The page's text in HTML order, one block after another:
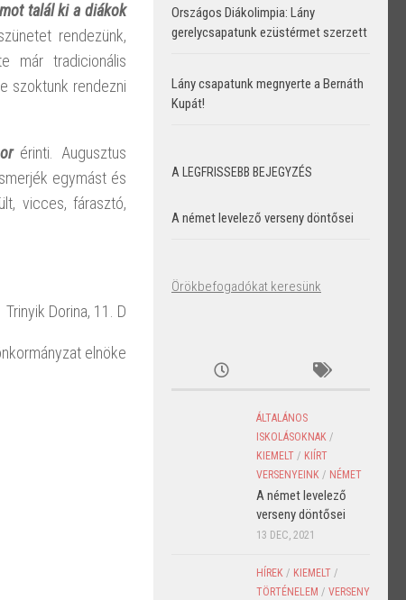
talál ki a diákok
rendezünk,
már tradicionális
szoktunk rendezni
érinti. Augusztus
egymást és
vicces, fárasztó,
Trinyik Dorina, 11. D
elnöke
Országos Diákolimpia: Lány
gerelycsapatunk ezüstérmet szerzett
Lány csapatunk megnyerte a Bernáth
Kupát!
A LEGFRISSEBB BEJEGYZÉS
A német levelező verseny döntősei
Örökbefogadókat keresünk
ÁLTALÁNOS
ISKOLÁSOKNAK /
KIEMELT / KIÍRT
VERSENYEINK / NÉMET
A német levelező
verseny döntősei
13 DEC, 2021
HÍREK / KIEMELT /
TÖRTÉNELEM / VERSENY